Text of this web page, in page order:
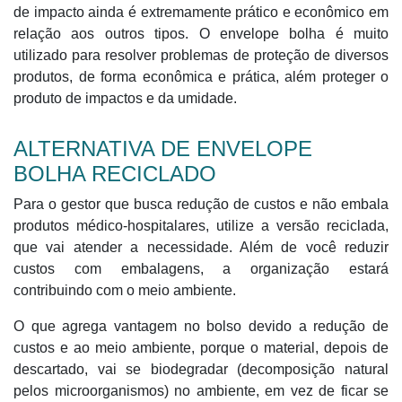
de impacto ainda é extremamente prático e econômico em
relação aos outros tipos. O envelope bolha é muito
utilizado para resolver problemas de proteção de diversos
produtos, de forma econômica e prática, além proteger o
produto de impactos e da umidade.
ALTERNATIVA DE ENVELOPE
BOLHA RECICLADO
Para o gestor que busca redução de custos e não embala
produtos médico-hospitalares, utilize a versão reciclada,
que vai atender a necessidade. Além de você reduzir
custos com embalagens, a organização estará
contribuindo com o meio ambiente.
O que agrega vantagem no bolso devido a redução de
custos e ao meio ambiente, porque o material, depois de
descartado, vai se biodegradar (decomposição natural
pelos microorganismos) no ambiente, em vez de ficar se